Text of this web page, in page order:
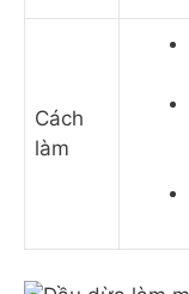
Cách
làm